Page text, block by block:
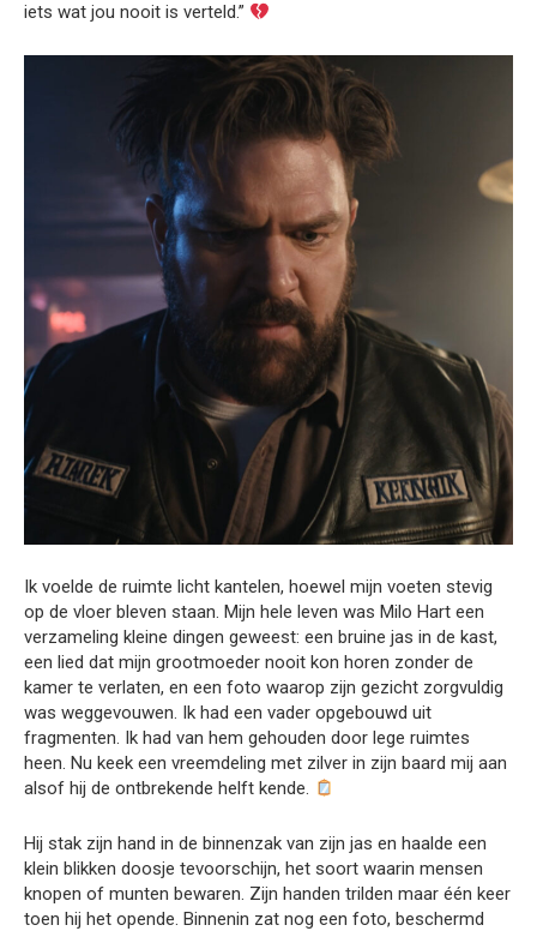
iets wat jou nooit is verteld.”
Ik voelde de ruimte licht kantelen, hoewel mijn voeten stevig
op de vloer bleven staan. Mijn hele leven was Milo Hart een
verzameling kleine dingen geweest: een bruine jas in de kast,
een lied dat mijn grootmoeder nooit kon horen zonder de
kamer te verlaten, en een foto waarop zijn gezicht zorgvuldig
was weggevouwen. Ik had een vader opgebouwd uit
fragmenten. Ik had van hem gehouden door lege ruimtes
heen. Nu keek een vreemdeling met zilver in zijn baard mij aan
alsof hij de ontbrekende helft kende.
Hij stak zijn hand in de binnenzak van zijn jas en haalde een
klein blikken doosje tevoorschijn, het soort waarin mensen
knopen of munten bewaren. Zijn handen trilden maar één keer
toen hij het opende. Binnenin zat nog een foto, beschermd